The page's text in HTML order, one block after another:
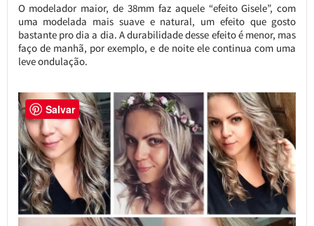
O modelador maior, de 38mm faz aquele “efeito Gisele”, com
uma modelada mais suave e natural, um efeito que gosto
bastante pro dia a dia. A durabilidade desse efeito é menor, mas
faço de manhã, por exemplo, e de noite ele continua com uma
leve ondulação.
Salvar